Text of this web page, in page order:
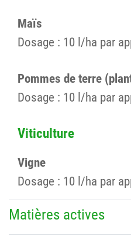
Maïs
Dosage : 10 l/ha par
Pommes de terre
Dosage : 10 l/ha par
Viticulture
Vigne
Dosage : 10 l/ha par
Matières actives